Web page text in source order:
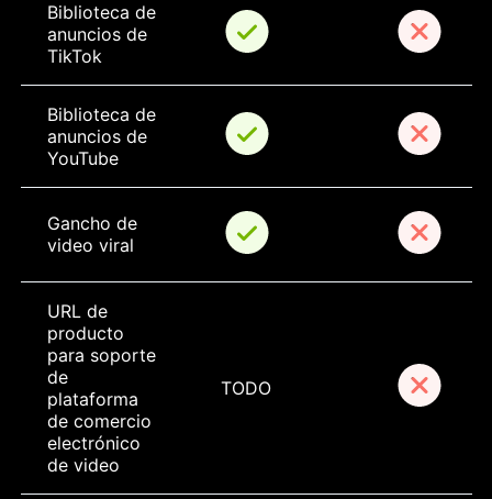
Biblioteca de
anuncios de
TikTok
Biblioteca de
anuncios de
YouTube
Gancho de
video viral
URL de
producto
para soporte
de
plataforma
de comercio
electrónico
de video
TODO